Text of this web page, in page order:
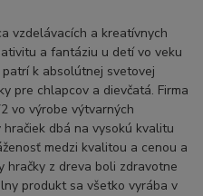
vzdelávacích a kreatívnych
a fantáziu u detí vo veku
k absolútnej svetovej
pre chlapcov a dievčatá. Firma
vo výrobe výtvarných
dbá na vysokú kvalitu
medzi kvalitou a cenou a
hračky z dreva boli zdravotne
produkt sa všetko vyrába v